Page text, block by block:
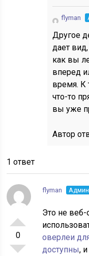
flyman
Другое
дает
как вы
вперед
время. К
что-то
вы уже
Автор
1 ответ
0
flyman
Это не
оверлеи
доступны,